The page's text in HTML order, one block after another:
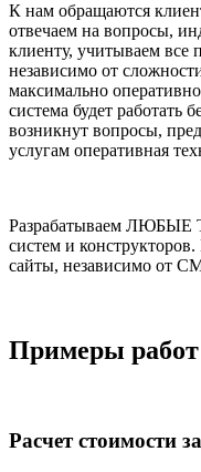
К нам обращаются
отвечаем на вопросы,
клиенту, учитываем все
независимо от
максимально
система будет работать
возникнут вопросы,
услугам оперативная
Разрабатываем ЛЮБЫЕ
систем и
сайты, независимо от
Примеры
Расчет стоимости